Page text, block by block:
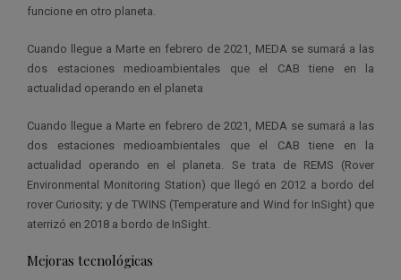
funcione en otro planeta.
Cuando llegue a Marte en febrero de 2021, MEDA se sumará a las
dos estaciones medioambientales que el CAB tiene en la
actualidad operando en el planeta
Cuando llegue a Marte en febrero de 2021, MEDA se sumará a las
dos estaciones medioambientales que el CAB tiene en la
actualidad operando en el planeta. Se trata de REMS (Rover
Environmental Monitoring Station) que llegó en 2012 a bordo del
rover Curiosity; y de TWINS (Temperature and Wind for InSight) que
aterrizó en 2018 a bordo de InSight.
Mejoras tecnológicas